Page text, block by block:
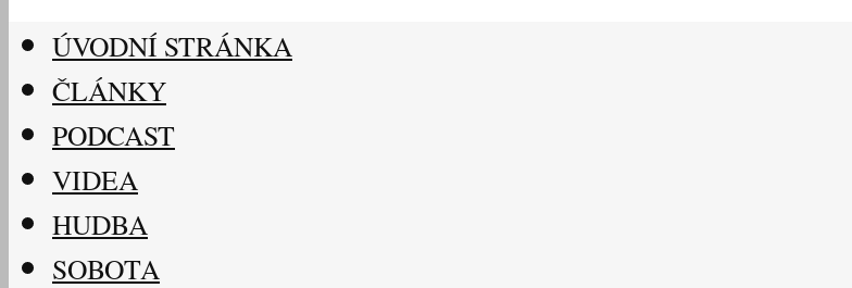
ÚVODNÍ STRÁNKA
ČLÁNKY
PODCAST
VIDEA
HUDBA
SOBOTA